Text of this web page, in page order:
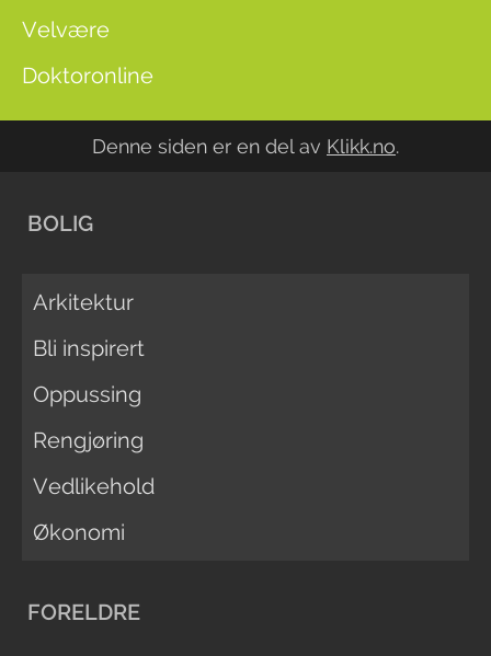
Velvære
Doktoronline
Denne siden er en del av Klikk.no.
BOLIG
Arkitektur
Bli inspirert
Oppussing
Rengjøring
Vedlikehold
Økonomi
FORELDRE